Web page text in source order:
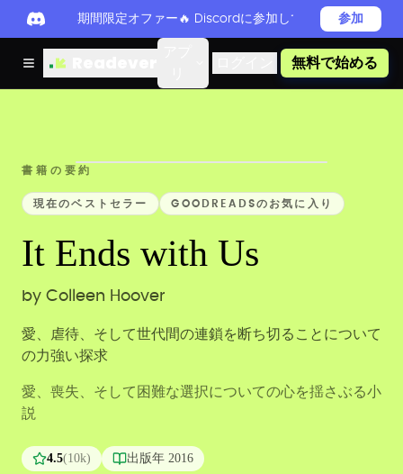
期間限定オファー🔥 Discordに参加してReadever PRO
参加
無料で始める
書籍の要約
現在のベストセラー GOODREADSのお気に入り
It Ends with Us
by Colleen Hoover
愛、虐待、そして世代間の連鎖を断ち切ることについて
の力強い探求
愛、喪失、そして困難な選択についての心を揺さぶる小
説
4.5(10k) 出版年 2016